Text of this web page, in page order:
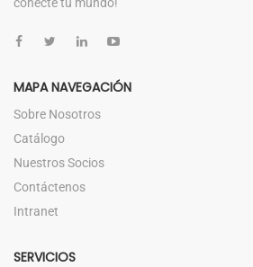
MAPA NAVEGACIÓN
Sobre Nosotros
Catálogo
Nuestros Socios
Contáctenos
Intranet
SERVICIOS